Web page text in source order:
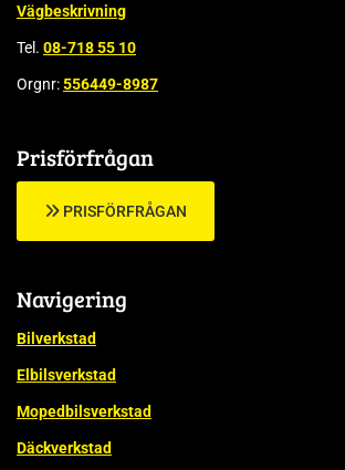
Vägbeskrivning
Tel. 08-718 55 10
Orgnr:556449-8987
Prisförfrågan
PRISFÖRFRÅGAN
Navigering
Bilverkstad
Elbilsverkstad
Mopedbilsverkstad
Däckverkstad